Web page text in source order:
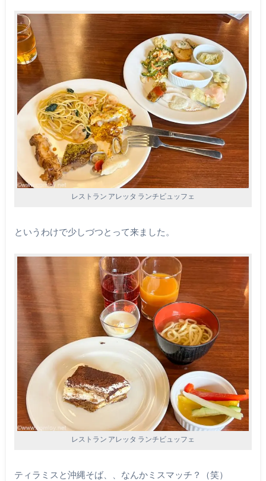
レストラン アレッタ ランチビュッフェ
というわけで少しづつとって来ました。
レストラン アレッタ ランチビュッフェ
ティラミスと沖縄そば、、なんかミスマッチ？（笑）